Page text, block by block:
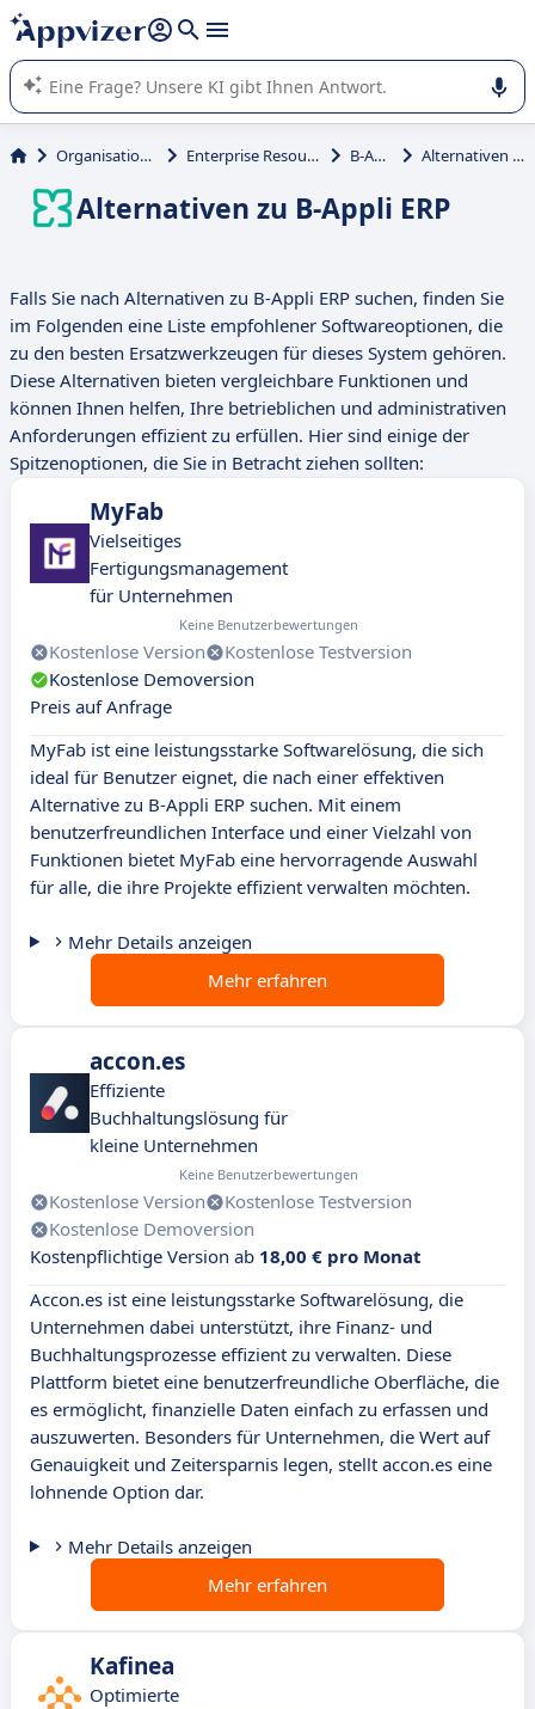
beantworten (mehrere Zeilen mit
Die KI von Appvizer führt Sie bei der Nutzung oder Auswahl
von SaaS-Software in Unternehmen.
Organisation und Planung Enterprise Resource Planning (ERP) B-Appli ERP Alternativen zu B-Appli ERP
Alternativen zu B-Appli ERP
Falls Sie nach Alternativen zu B-Appli ERP suchen, finden Sie
im Folgenden eine Liste empfohlener Softwareoptionen, die
zu den besten Ersatzwerkzeugen für dieses System gehören.
Diese Alternativen bieten vergleichbare Funktionen und
können Ihnen helfen, Ihre betrieblichen und administrativen
Anforderungen effizient zu erfüllen. Hier sind einige der
Spitzenoptionen, die Sie in Betracht ziehen sollten:
MyFab
Vielseitiges
Fertigungsmanagement
für Unternehmen
Keine Benutzerbewertungen
Kostenlose Version
Kostenlose Testversion
Kostenlose Demoversion
Preis auf Anfrage
MyFab ist eine leistungsstarke Softwarelösung, die sich
ideal für Benutzer eignet, die nach einer effektiven
Alternative zu B-Appli ERP suchen. Mit einem
benutzerfreundlichen Interface und einer Vielzahl von
Funktionen bietet MyFab eine hervorragende Auswahl
für alle, die ihre Projekte effizient verwalten möchten.
Mehr Details anzeigen
Mehr erfahren
accon.es
Effiziente
Buchhaltungslösung für
kleine Unternehmen
Keine Benutzerbewertungen
Kostenlose Version
Kostenlose Testversion
Kostenlose Demoversion
Kostenpflichtige Version ab 18,00 € pro Monat
Accon.es ist eine leistungsstarke Softwarelösung, die
Unternehmen dabei unterstützt, ihre Finanz- und
Buchhaltungsprozesse effizient zu verwalten. Diese
Plattform bietet eine benutzerfreundliche Oberfläche, die
es ermöglicht, finanzielle Daten einfach zu erfassen und
auszuwerten. Besonders für Unternehmen, die Wert auf
Genauigkeit und Zeitersparnis legen, stellt accon.es eine
lohnende Option dar.
Mehr Details anzeigen
Mehr erfahren
Kafinea
Optimierte